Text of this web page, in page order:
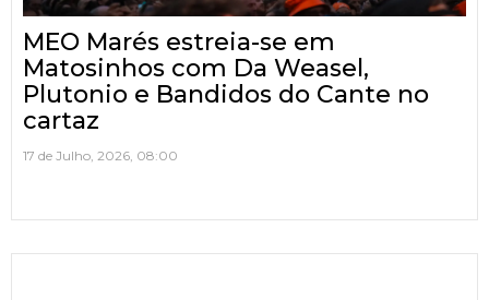
MEO Marés estreia-se em
Matosinhos com Da Weasel,
Plutonio e Bandidos do Cante no
cartaz
17 de Julho, 2026, 08:00